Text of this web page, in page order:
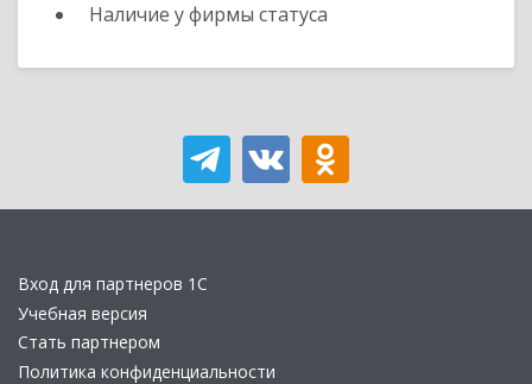
Наличие у фирмы статуса
Вход для партнеров 1С
Учебная версия
Стать партнером
Политика конфиденциальности